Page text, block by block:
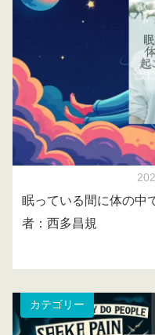
眠っている間に体の中
者：西多昌規
カテゴリー